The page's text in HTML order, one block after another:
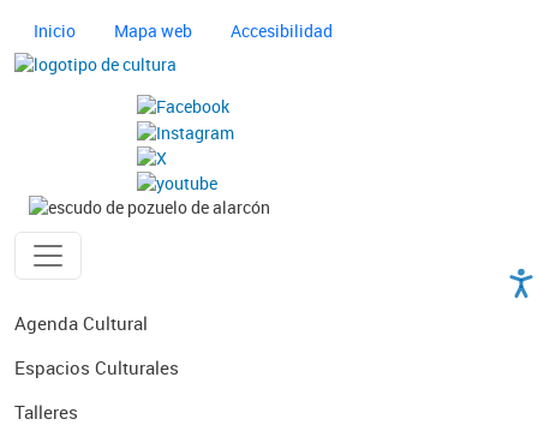
Navegación principal cultura
Inicio Mapa web
Accesibilidad
Imagen
Imagen
Ayuntamiento de Pozuelo
Navegación principal cultura
Agenda Cultural
Espacios Culturales
Talleres